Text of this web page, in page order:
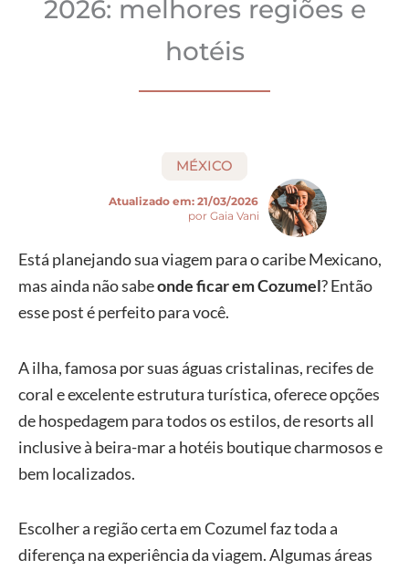
2026: melhores regiões e
hotéis
MÉXICO
Atualizado em: 21/03/2026
por Gaia Vani
Está planejando sua viagem para o caribe Mexicano,
mas ainda não sabeonde ficar em Cozumel? Então
esse post é perfeito para você.
A ilha, famosa por suas águas cristalinas, recifes de
coral e excelente estrutura turística, oferece opções
de hospedagem para todos os estilos, de resorts all
inclusive à beira-mar a hotéis boutique charmosos e
bem localizados.
Escolher a região certa em Cozumel faz toda a
diferença na experiência da viagem. Algumas áreas